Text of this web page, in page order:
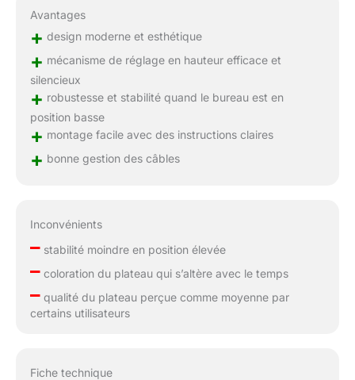
Avantages
+ design moderne et esthétique
+ mécanisme de réglage en hauteur efficace et
silencieux
+ robustesse et stabilité quand le bureau est en
position basse
+ montage facile avec des instructions claires
+ bonne gestion des câbles
Inconvénients
–stabilité moindre en position élevée
–coloration du plateau qui s’altère avec le temps
–qualité du plateau perçue comme moyenne par
certains utilisateurs
Fiche technique